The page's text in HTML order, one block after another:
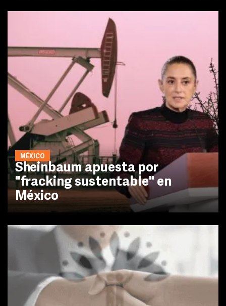
MÉXICO
Sheinbaum apuesta por
"fracking sustentable" en
México